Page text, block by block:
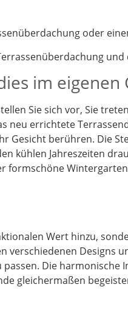
oder
im eigenen
Sie sich vor, Sie
errichtete
Gesicht berühren. Die
kühlen Jahreszeiten
Wert hinzu,
Designs
Die harmonische
gleichermaßen